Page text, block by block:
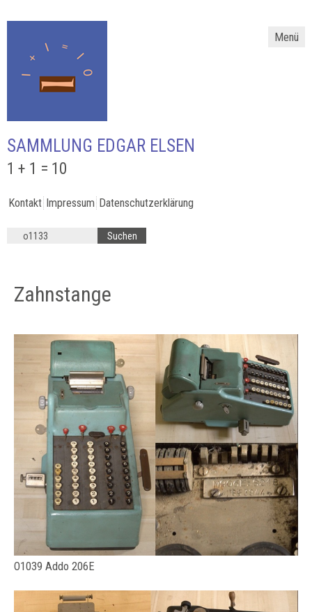
Menü
SAMMLUNG EDGAR ELSEN
1 + 1 = 10
Kontakt Impressum Datenschutzerklärung
Zahnstange
O1039 Addo 206E